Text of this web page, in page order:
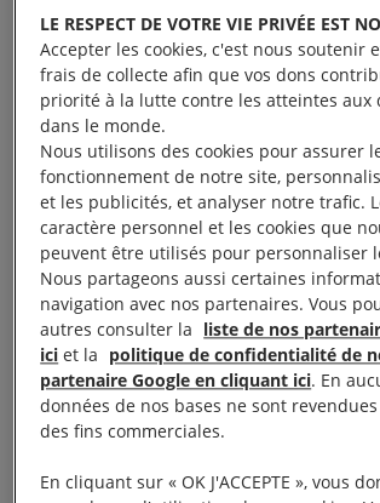
entre différents groupes de
presque la moitié des cinquante
constaté que la police avait manqué
obligations de protection des
prenant pas de mesures pour éviter
violents. La police n’est pas
baisser les tensions et n’a pas fait la
les personnes violentes et les
pacifiques.
À lire aussi : États-Unis : Les violences
les manifestants de Black Lives Matter
LE RESPECT DE VOTRE VIE PRIVÉE EST
Accepter les cookies, c'est nous soutenir
frais de collecte afin que vos dons
priorité à la lutte contre les atteintes aux
dans le monde.
Nous utilisons des cookies pour assurer
fonctionnement de notre site,
et les publicités, et analyser notre trafic.
caractère personnel et les cookies que
peuvent être utilisés pour personnaliser
Nous partageons aussi certaines
navigation avec nos partenaires. Vous
autres consulter la liste de nos
ici et la politique de confidentialité de
partenaire Google en cliquant ici. En
données de nos bases ne sont
des fins commerciales.
En cliquant sur « OK J'ACCEPTE », vous